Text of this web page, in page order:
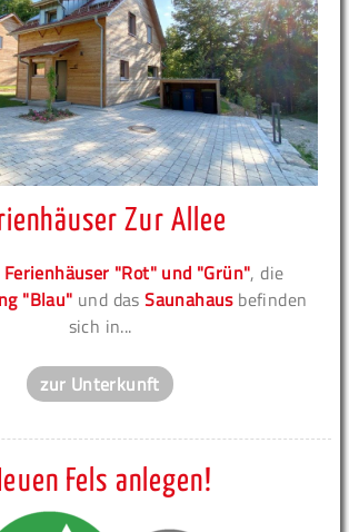
Zur Allee
Ferienhäuser "Rot" und "Grün", die
"Blau" und dasSaunahausbefinden
sich in...
zur Unterkunft
Fels anlegen!